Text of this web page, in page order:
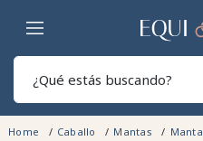
Hogar
Home Caballo Mantas Manta